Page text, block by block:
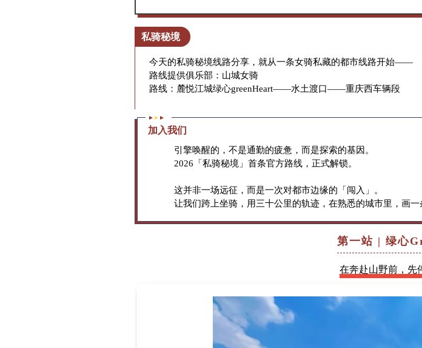
私骑秘境
今天的私骑秘境线路分享，就从一条女骑私藏的都市线路开始——
路线提供俱乐部：山城女骑
路线： 麓悦江城绿心greenHeart——水土渡口——重庆西车辆段
加入我们
引擎唤醒的，不是通勤的疲惫，而是探索的基因。
2026「私骑秘境」首条官方路线，正式解锁。
这并非一场远征，而是一次对都市边缘的「闯入」。
让我们跨上坐骑，用三十公里的轨迹，在熟悉的城市里，画一
第一站 | 绿心
在奔赴山野前，先